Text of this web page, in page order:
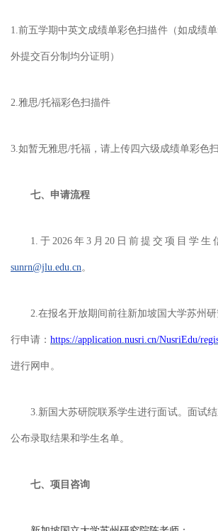
1.前五学期中英文成绩单彩色扫描件（如成绩
外提交百分制均分证明）
2.雅思/托福彩色扫描件
3.如暂无雅思/托福，请上传四六级成绩单彩色
七、 申请流程
1.于2026年3月20日前提交项目学生
sunrn@jlu.edu.cn。
2.在报名开放期间前往新加坡国大学苏州
行申请： https://application.nusri.cn/NusriEdu/
进行网申。
3.新国大苏研院联系学生进行面试。面试
公布录取结果和学生名单。
七、 项目咨询